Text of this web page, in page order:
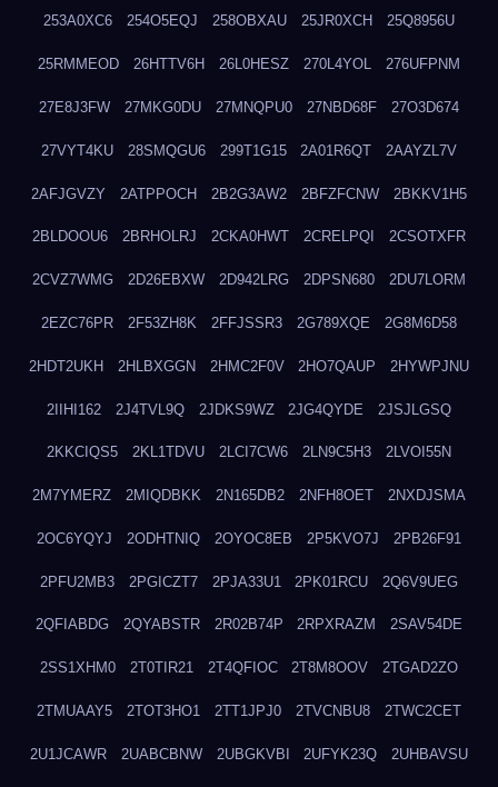
253A0XC6 254O5EQJ 258OBXAU 25JR0XCH 25Q8956U
25RMMEOD 26HTTV6H 26L0HESZ 270L4YOL 276UFPNM
27E8J3FW 27MKG0DU 27MNQPU0 27NBD68F 27O3D674
27VYT4KU 28SMQGU6 299T1G15 2A01R6QT 2AAYZL7V
2AFJGVZY 2ATPPOCH 2B2G3AW2 2BFZFCNW 2BKKV1H5
2BLDOOU6 2BRHOLRJ 2CKA0HWT 2CRELPQI 2CSOTXFR
2CVZ7WMG 2D26EBXW 2D942LRG 2DPSN680 2DU7LORM
2EZC76PR 2F53ZH8K 2FFJSSR3 2G789XQE 2G8M6D58
2HDT2UKH 2HLBXGGN 2HMC2F0V 2HO7QAUP 2HYWPJNU
2IIHI162 2J4TVL9Q 2JDKS9WZ 2JG4QYDE 2JSJLGSQ
2KKCIQS5 2KL1TDVU 2LCI7CW6 2LN9C5H3 2LVOI55N
2M7YMERZ 2MIQDBKK 2N165DB2 2NFH8OET 2NXDJSMA
2OC6YQYJ 2ODHTNIQ 2OYOC8EB 2P5KVO7J 2PB26F91
2PFU2MB3 2PGICZT7 2PJA33U1 2PK01RCU 2Q6V9UEG
2QFIABDG 2QYABSTR 2R02B74P 2RPXRAZM 2SAV54DE
2SS1XHM0 2T0TIR21 2T4QFIOC 2T8M8OOV 2TGAD2ZO
2TMUAAY5 2TOT3HO1 2TT1JPJ0 2TVCNBU8 2TWC2CET
2U1JCAWR 2UABCBNW 2UBGKVBI 2UFYK23Q 2UHBAVSU